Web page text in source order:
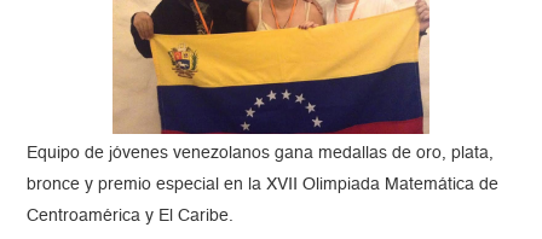
Equipo de jóvenes venezolanos gana medallas de oro, plata,
bronce y premio especial en la XVII Olimpiada Matemática de
Centroamérica y El Caribe.